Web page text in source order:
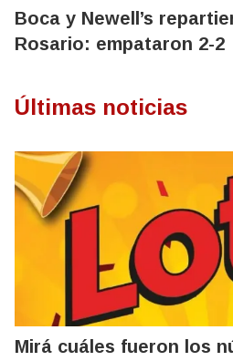
Boca y Newell’s
Rosario: empataron 2-2
Últimas noticias
Mirá cuáles fueron los